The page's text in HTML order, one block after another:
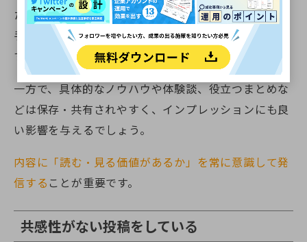
たとえば、ただの感想や独り言のような投稿は、読み
手にとって情報価値が低く、スルーされやすくなりま
す。
一方で、具体的なノウハウや体験談、役立つまとめな
どは保存・共有されやすく、インプレッションにも良
い影響を与えるでしょう。
内容に「読む・見る価値があるか」を常に意識して発
信する ことが重要です。
共感性がない投稿をしている